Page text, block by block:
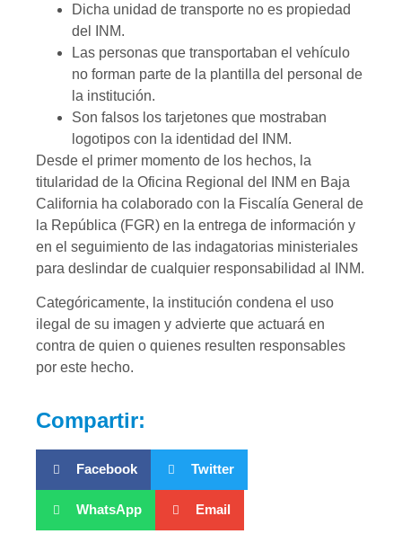
Dicha unidad de transporte no es propiedad
del INM.
Las personas que transportaban el vehículo
no forman parte de la plantilla del personal de
la institución.
Son falsos los tarjetones que mostraban
logotipos con la identidad del INM.
Desde el primer momento de los hechos, la
titularidad de la Oficina Regional del INM en Baja
California ha colaborado con la Fiscalía General de
la República (FGR) en la entrega de información y
en el seguimiento de las indagatorias ministeriales
para deslindar de cualquier responsabilidad al INM.
Categóricamente, la institución condena el uso
ilegal de su imagen y advierte que actuará en
contra de quien o quienes resulten responsables
por este hecho.
Compartir:
Facebook Twitter
WhatsApp Email